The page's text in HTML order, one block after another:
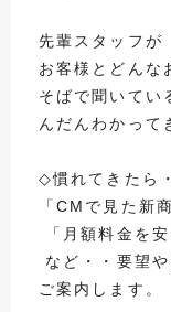
先輩スタッフが
お客様とどんな
そばで聞いてい
んだんわかって
◇慣れてきたら
「CMで見た新
「月額料金を安
など・・要望
ご案内します。